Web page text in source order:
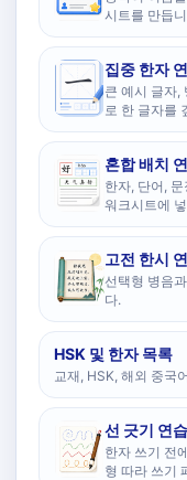
시트를 만듭
집중 한자
큰 예시 글자,
로 한 글자를
혼합 배치
한자, 단어,
워크시트에
고전 한시
선택형 병음
다.
HSK 및 한자 목록
교재, HSK, 해외 중국
선 긋기 연습
한자 쓰기 전
형 따라 쓰기